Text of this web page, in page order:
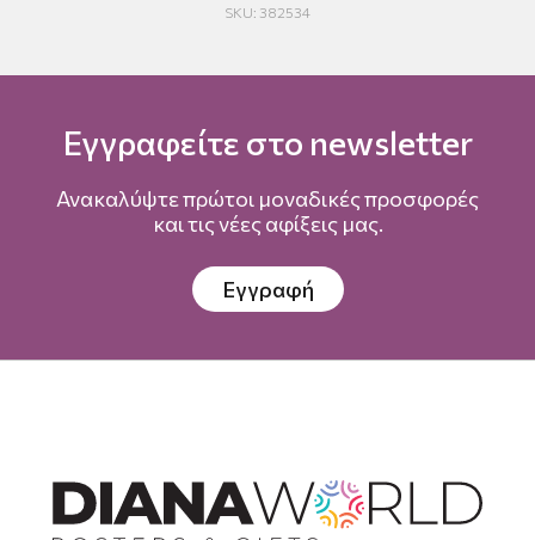
SKU: 382534
Εγγραφείτε στο newsletter
Ανακαλύψτε πρώτοι μοναδικές προσφορές
και τις νέες αφίξεις μας.
Εγγραφή